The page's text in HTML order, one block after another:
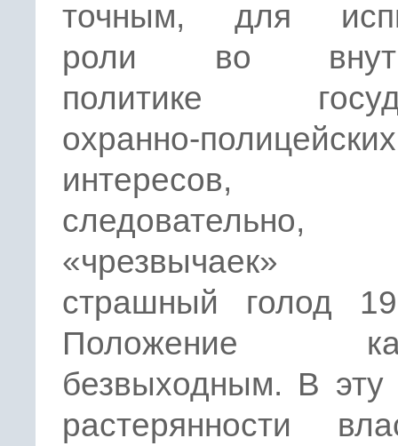
точным, для
роли во
политике
охранно-полицейских
«чрезвычаек»
страшный голод
Положение
безвыходным. В эту
растерянности